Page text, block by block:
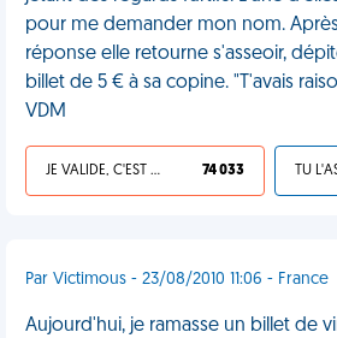
pour me demander mon nom.
réponse elle retourne s'asseoir,
billet de 5 € à sa copine. "T'avais
VDM
JE VALIDE, C'EST UNE VDM 74 033
Par Victimous - 23/08/2010 11:06 - France
Aujourd'hui, je ramasse un billet de